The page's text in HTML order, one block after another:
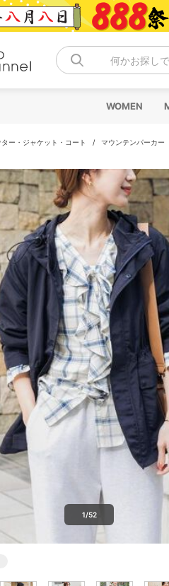
何かお探し
WOMEN
ター・ジャケット・コート / マウンテンパーカー
1/52